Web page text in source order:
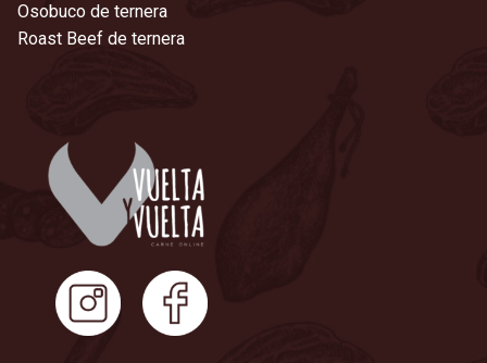
Osobuco de ternera
Roast Beef de ternera